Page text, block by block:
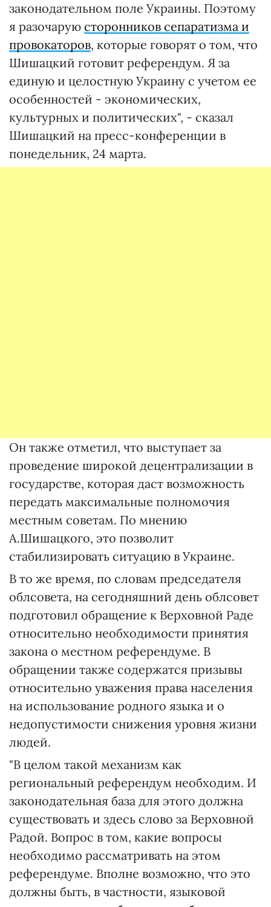
законодательном поле Украины. Поэтому
я разочарую сторонников сепаратизма и
провокаторов, которые говорят о том, что
Шишацкий готовит референдум. Я за
единую и целостную Украину с учетом ее
особенностей - экономических,
культурных и политических", - сказал
Шишацкий на пресс-конференции в
понедельник, 24 марта.
Он также отметил, что выступает за
проведение широкой децентрализации в
государстве, которая даст возможность
передать максимальные полномочия
местным советам. По мнению
А.Шишацкого, это позволит
стабилизировать ситуацию в Украине.
В то же время, по словам председателя
облсовета, на сегодняшний день облсовет
подготовил обращение к Верховной Раде
относительно необходимости принятия
закона о местном референдуме. В
обращении также содержатся призывы
относительно уважения права населения
на использование родного языка и о
недопустимости снижения уровня жизни
людей.
"В целом такой механизм как
региональный референдум необходим. И
законодательная база для этого должна
существовать и здесь слово за Верховной
Радой. Вопрос в том, какие вопросы
необходимо рассматривать на этом
референдуме. Вполне возможно, что это
должны быть, в частности, языковой